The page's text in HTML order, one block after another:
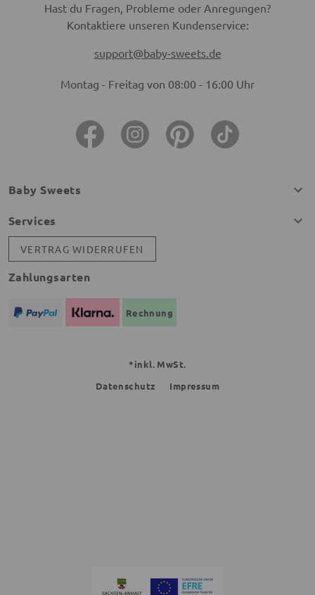
Hast du Fragen, Probleme oder Anregungen?
Kontaktiere unseren Kundenservice:
support@baby-sweets.de
Montag - Freitag von 08:00 - 16:00 Uhr
Baby Sweets
Services
VERTRAG WIDERRUFEN
Zahlungsarten
Rechnung
*inkl. MwSt.
Datenschutz
Impressum